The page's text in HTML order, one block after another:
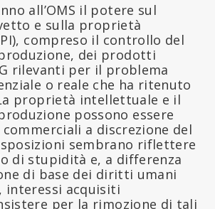
all’OMS il potere sul
e sulla proprietà
compreso il controllo del
dei prodotti
rilevanti per il problema
o reale che ha ritenuto
proprietà intellettuale e il
possono essere
a discrezione del
sembrano riflettere
di stupidità e, a differenza
di base dei diritti umani
interessi acquisiti
per la rimozione di tali